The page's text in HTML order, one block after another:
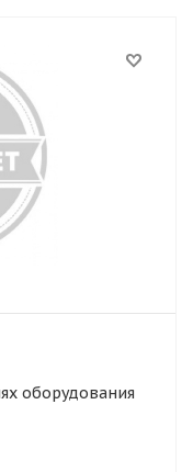
оборудования